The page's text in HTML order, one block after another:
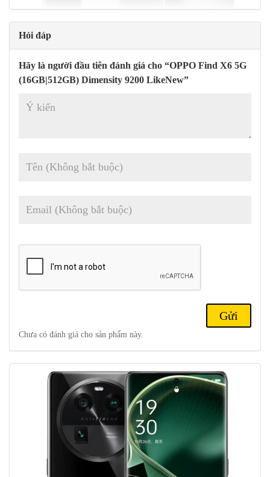
Black và Feiquan Green.
Sơ lược về thông số kỹ thuật của
(HBM), 1450 nits (cao điểm)
Độ phân giải : 2K+ 1240 x 2772 pixel, tỷ lệ 20:9 (mật độ ~ 451
khung nhôm
Camera sau: 50 MP, f/1.8, 24mm (rộng), 1/1.56″, 1.0µm, PDAF
50 MP, f/2.6, 65mm (tele kính tiềm vọng), 1/1.56″, 1.0µm,
quang học 2,8x thu phóng, PDAF, OIS
50 MP, f/2.0, 15mm, 112˚, (siêu rộng), 1/2,76″, 0,64µm, PDAF
Đặc trưng : Hiệu chỉnh màu Hasselblad, đèn flash LED, HDR,
Băng hình : 4K@30/60fps, 1080p@30/60/240fps; con quay hồi
chuyển-EIS; Video HDR, 10 bit
Camera trước: 32 MP, f/2.4, 21mm (rộng), 1/2.74″, 0,8µm,
PDAF
1080p@30fps, con quay hồi chuyển-EIS
Hỏi đáp
Hãy là người đầu tiên đánh giá cho “OPPO Find X6 5G
(16GB|512GB) Dimensity 9200 LikeNew”
Chưa có đánh giá cho sản phẩm này.